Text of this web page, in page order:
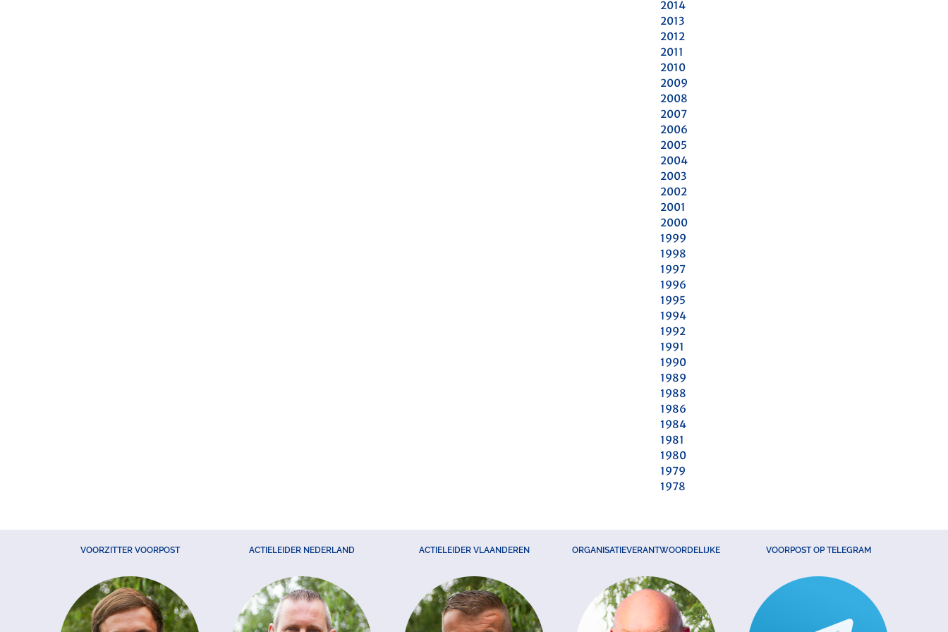
2014
2013
2012
2011
2010
2009
2008
2007
2006
2005
2004
2003
2002
2001
2000
1999
1998
1997
1996
1995
1994
1992
1991
1990
1989
1988
1986
1984
1981
1980
1979
1978
VOORZITTER VOORPOST ACTIELEIDER NEDERLAND ACTIELEIDER VLAANDEREN ORGANISATIEVERANTWOORDELIJKE VOORPOST OP TELEGRAM